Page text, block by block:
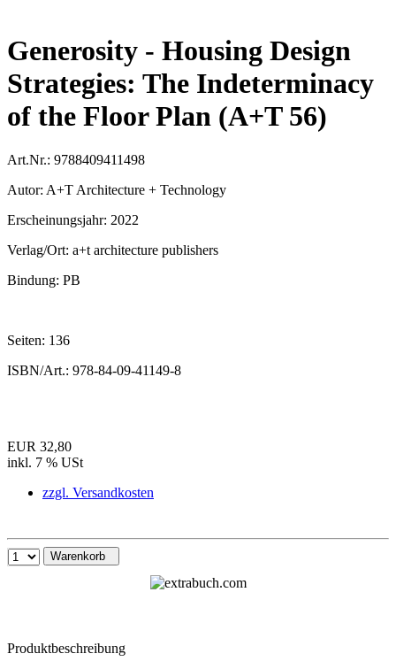
Generosity - Housing Design
Strategies: The Indeterminacy
of the Floor Plan (A+T 56)
Art.Nr.: 9788409411498
Autor: A+T Architecture + Technology
Erscheinungsjahr: 2022
Verlag/Ort: a+t architecture publishers
Bindung: PB
Seiten: 136
ISBN/Art.: 978-84-09-41149-8
EUR 32,80
inkl. 7 % USt
zzgl. Versandkosten
Warenkorb
Produktbeschreibung